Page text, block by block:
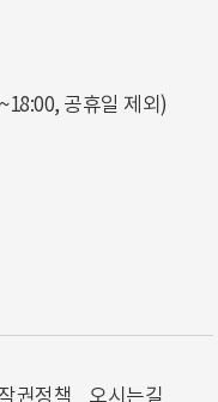
공휴일 제외)
권정책 오시는길